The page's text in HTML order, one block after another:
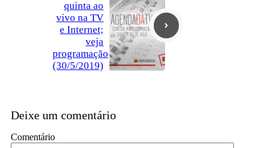
quinta ao
vivo na TV
e Internet;
veja
programação
(30/5/2019)
Deixe um comentário
Comentário